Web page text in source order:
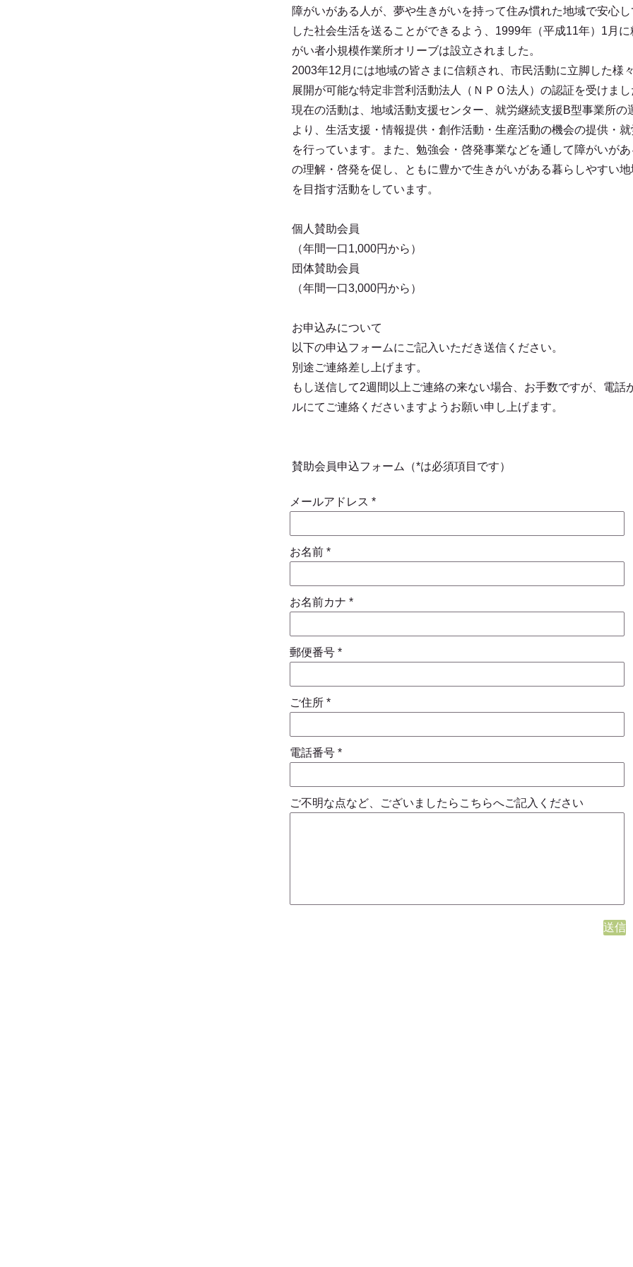
障がいがある人が、夢や生きがいを持って住み慣れた地域で安心
した社会生活を送ることができるよう、1999年（平成11年）1月に
がい者小規模作業所オリーブは設立されました。
2003年12月には地域の皆さまに信頼され、市民活動に立脚した様
展開が可能な特定非営利活動法人（ＮＰＯ法人）の認証を受けま
現在の活動は、地域活動支援センター、就労継続支援B型事業所の
より、生活支援・情報提供・創作活動・生産活動の機会の提供・
を行っています。また、勉強会・啓発事業などを通して障がいが
の理解・啓発を促し、ともに豊かで生きがいがある暮らしやすい
を目指す活動をしています。
個人賛助会員
（年間一口1,000円から）
団体賛助会員
（年間一口3,000円から）
お申込みについて
以下の申込フォームにご記入いただき送信ください。
別途ご連絡差し上げます。
もし送信して2週間以上ご連絡の来ない場合、お手数ですが、電話
ルにてご連絡くださいますようお願い申し上げます。
​賛助会員申込フォーム（*は必須項目です）
メールアドレス
お名前
お名前カナ
郵便番号
ご住所
電話番号
ご不明な点など、ございましたらこちらへご記入ください
送信